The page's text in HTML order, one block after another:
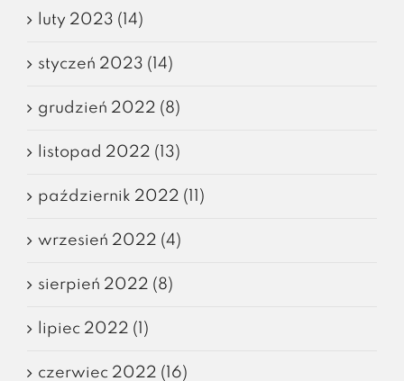
luty 2023 (14)
styczeń 2023 (14)
grudzień 2022 (8)
listopad 2022 (13)
październik 2022 (11)
wrzesień 2022 (4)
sierpień 2022 (8)
lipiec 2022 (1)
czerwiec 2022 (16)